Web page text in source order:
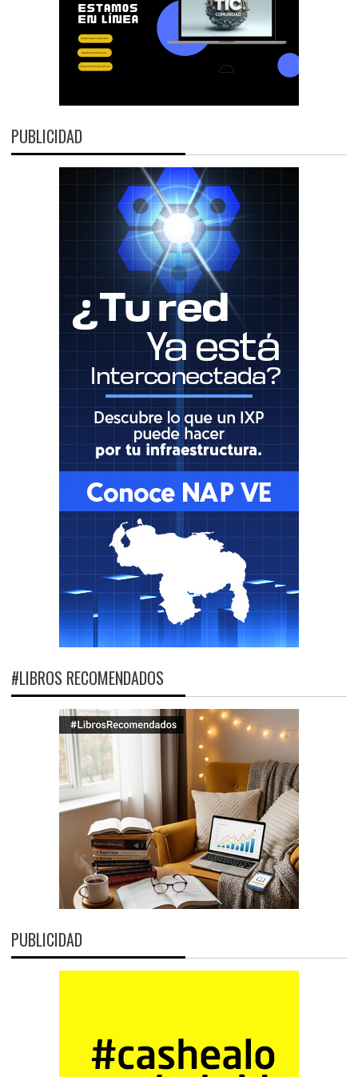
PUBLICIDAD
#LIBROS RECOMENDADOS
PUBLICIDAD